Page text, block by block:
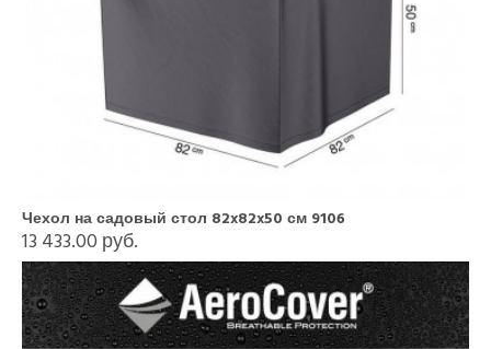
Чехол на садовый стол 82x82x50 см 9106
13 433.00 руб.